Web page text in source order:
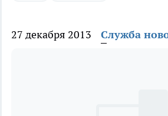
27 декабря 2013 Служба